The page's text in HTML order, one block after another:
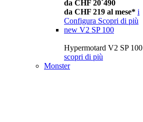
da CHF 20´490
da CHF 219 al mese* i
Configura Scopri di più
new V2 SP 100
Hypermotard V2 SP 100
scopri di più
Monster